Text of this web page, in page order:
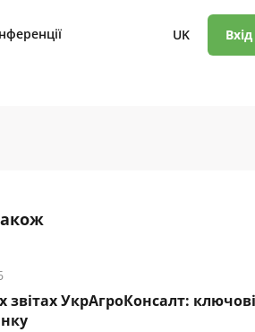
UK
звітах УкрАгроКонсалт: ключові